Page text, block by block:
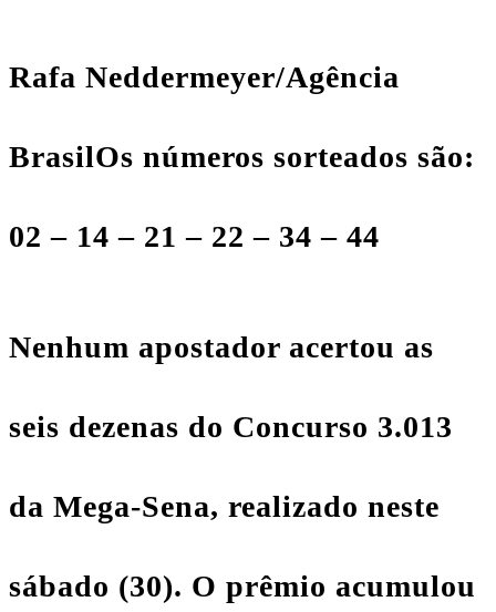
Rafa Neddermeyer/Agência
BrasilOs números sorteados são:
02 – 14 – 21 – 22 – 34 – 44
Nenhum apostador acertou as
seis dezenas do Concurso 3.013
da Mega-Sena, realizado neste
sábado (30). O prêmio acumulou